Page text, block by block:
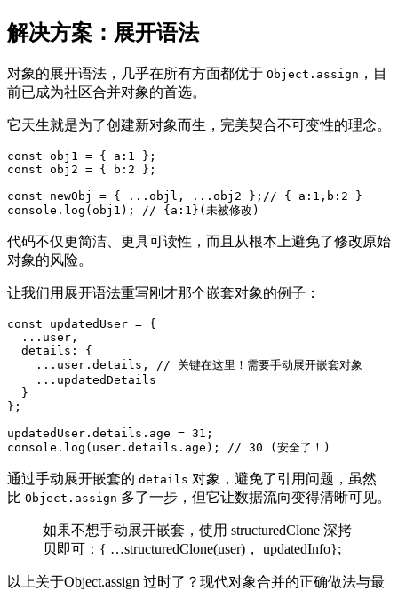
解决方案：展开语法
对象的展开语法，几乎在所有方面都优于 Object.assign ，目
前已成为社区合并对象的首选。
它天生就是为了创建新对象而生，完美契合不可变性的理念。
const obj1 = { a:1 };
const obj2 = { b:2 };
const newObj = { ...objl, ...obj2 };// { a:1,b:2 }
console.log(obj1); // {a:1}(未被修改)
代码不仅更简洁、更具可读性，而且从根本上避免了修改原始
对象的风险。
让我们用展开语法重写刚才那个嵌套对象的例子：
const updatedUser = {
...user,
details: {
...user.details, // 关键在这里！需要手动展开嵌套对象
...updatedDetails
}
};
updatedUser.details.age = 31;
通过手动展开嵌套的 details 对象，避免了引用问题，虽然
比 Object.assign 多了一步，但它让数据流向变得清晰可见。
如果不想手动展开嵌套，使用 structuredClone 深拷
贝即可：{ …structuredClone(user)， updatedInfo};
以上关于Object.assign 过时了？现代对象合并的正确做法与最